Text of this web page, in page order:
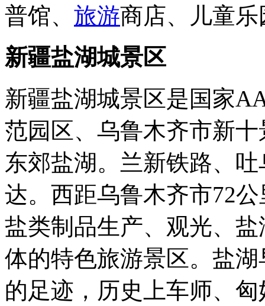
普馆、 旅游商店、儿童
新疆盐湖城景区
新疆盐湖城景区是国家
范园区、乌鲁木齐市新
东郊盐湖。兰新铁路、
达。西距乌鲁木齐市72
盐类制品生产、观光、
体的特色旅游景区。盐
的足迹，历史上车师、